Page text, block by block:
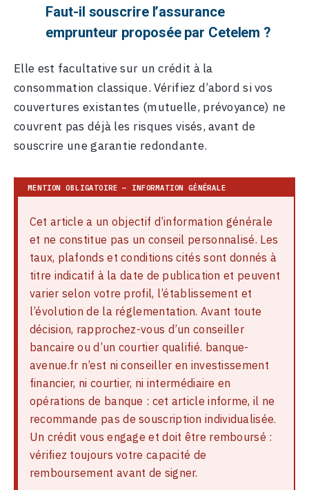
Faut-il souscrire l’assurance
emprunteur proposée par Cetelem ?
Elle est facultative sur un crédit à la
consommation classique. Vérifiez d’abord si vos
couvertures existantes (mutuelle, prévoyance) ne
couvrent pas déjà les risques visés, avant de
souscrire une garantie redondante.
Cet article a un objectif d’information générale
et ne constitue pas un conseil personnalisé. Les
taux, plafonds et conditions cités sont donnés à
titre indicatif à la date de publication et peuvent
varier selon votre profil, l’établissement et
l’évolution de la réglementation. Avant toute
décision, rapprochez-vous d’un conseiller
bancaire ou d’un courtier qualifié. banque-
avenue.fr n’est ni conseiller en investissement
financier, ni courtier, ni intermédiaire en
opérations de banque : cet article informe, il ne
recommande pas de souscription individualisée.
Un crédit vous engage et doit être remboursé :
vérifiez toujours votre capacité de
remboursement avant de signer.